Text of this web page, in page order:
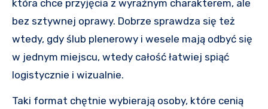
która chce przyjęcia z wyraźnym charakterem, ale
bez sztywnej oprawy. Dobrze sprawdza się też
wtedy, gdy ślub plenerowy i wesele mają odbyć się
w jednym miejscu, wtedy całość łatwiej spiąć
logistycznie i wizualnie.
Taki format chętnie wybierają osoby, które cenią